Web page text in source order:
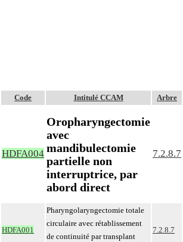
Code Intitulé CCAM Arbre
HDFA004
Oropharyngectomie
avec
mandibulectomie
partielle non
interruptrice, par
abord direct
7.2.8.7
HDFA001
Pharyngolaryngectomie totale
circulaire avec rétablissement
de continuité par transplant
7.2.8.7